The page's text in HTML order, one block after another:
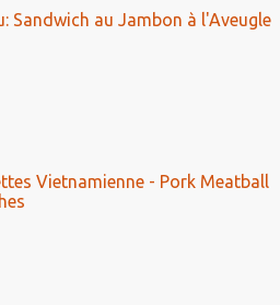
Sandwich au Jambon à l'Aveugle
Vietnamienne - Pork Meatball